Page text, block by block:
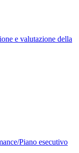
e valutazione della
Piano esecutivo